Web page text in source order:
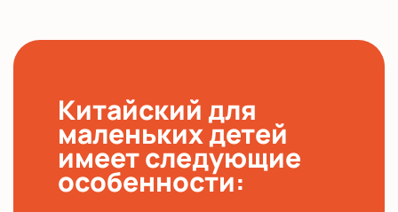
Китайский для
маленьких детей
имеет следующие
особенности: